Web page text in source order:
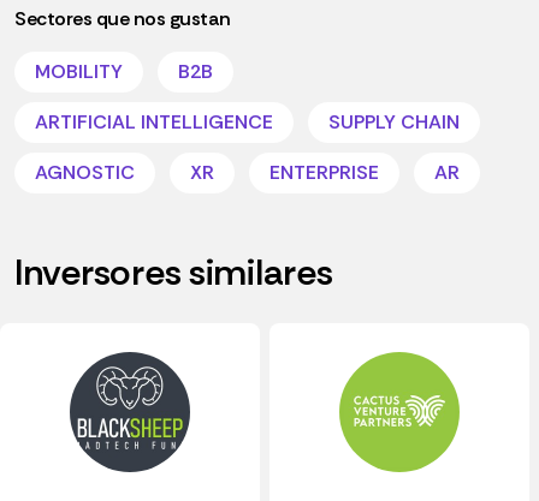
Sectores que nos gustan
MOBILITY
B2B
ARTIFICIAL INTELLIGENCE
SUPPLY CHAIN
AGNOSTIC
XR ENTERPRISE AR
Inversores similares